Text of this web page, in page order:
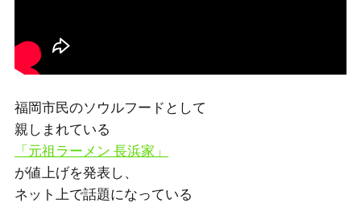
福岡市民のソウルフードとして
親しまれている
「元祖ラーメン 長浜家」
が値上げを発表し、
ネット上で話題になっている